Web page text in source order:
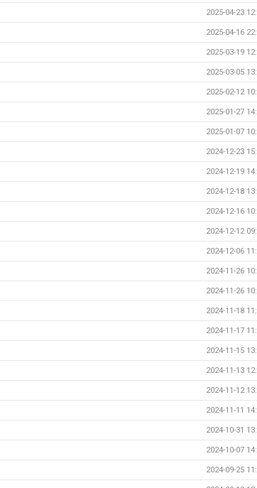
2025-04-23
2025-04-16
2025-03-19
2025-03-05
2025-02-12
2025-01-27
2025-01-07
2024-12-23
2024-12-19
2024-12-18
2024-12-16
2024-12-12
2024-12-06
2024-11-26
2024-11-26
2024-11-18
2024-11-17
2024-11-15
2024-11-13
2024-11-12
2024-11-11
2024-10-31
2024-10-07
2024-09-25